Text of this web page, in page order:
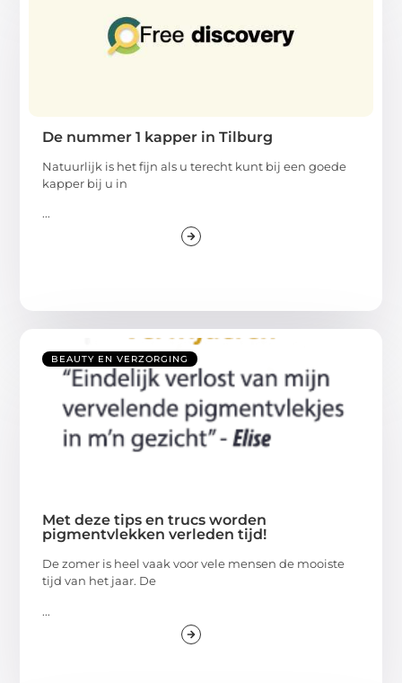
De nummer 1 kapper in Tilburg
Natuurlijk is het fijn als u terecht kunt bij een goede
kapper bij u in
...
BEAUTY EN VERZORGING
Met deze tips en trucs worden
pigmentvlekken verleden tijd!
De zomer is heel vaak voor vele mensen de mooiste
tijd van het jaar. De
...